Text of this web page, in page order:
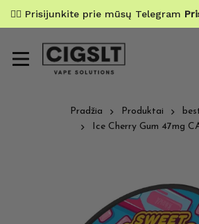
✌🏼 Prisijunkite prie mūsų Telegram
Pradžia Produktai
Ice Cherry Gum 47mg